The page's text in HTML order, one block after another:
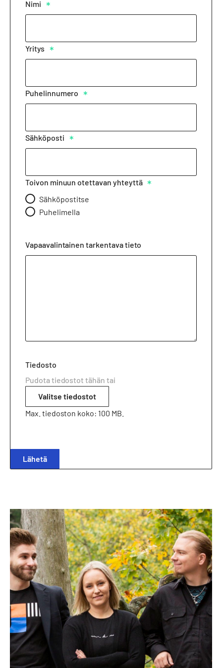
Nimi *
Yritys *
Puhelinnumero *
Sähköposti *
Toivon minuun otettavan yhteyttä *
Sähköpostitse
Puhelimella
Vapaavalintainen tarkentava tieto
Tiedosto
Pudota tiedostot tähän tai
Valitse tiedostot
Max. tiedoston koko: 100 MB.
Lähetä